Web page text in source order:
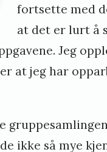
fortsette med
at det er lurt å
Jeg
at jeg har
ikke så mye